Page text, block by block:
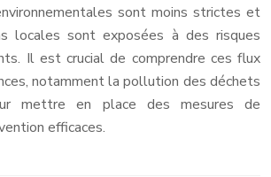
sont moins strictes et
locales sont exposées à des risques
Il est crucial de comprendre ces flux
notamment la pollution des déchets
mettre en place des mesures de
efficaces.